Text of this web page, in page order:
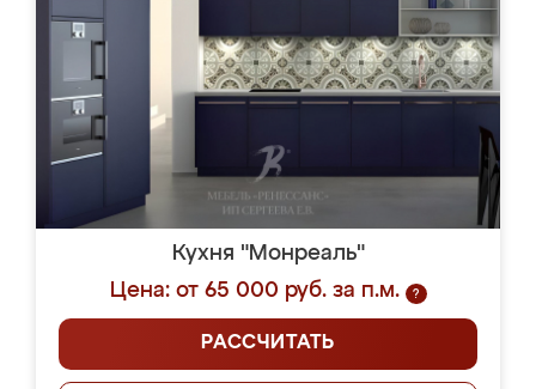
Кухня "Монреаль"
Цена: от 65 000 руб. за п.м.
?
РАССЧИТАТЬ